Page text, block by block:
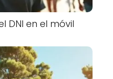
DNI en el móvil